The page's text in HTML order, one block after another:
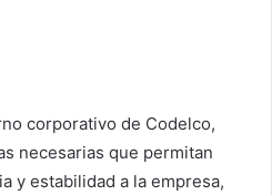
corporativo de Codelco,
necesarias que permitan
y estabilidad a la empresa,